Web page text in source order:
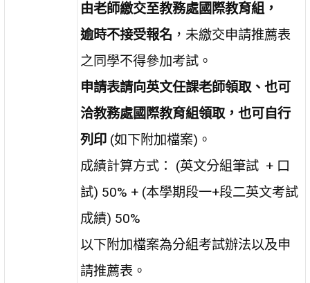
由老師繳交至教務處國際教育組，
逾時不接受報名 ，未繳交申請推薦表
之同學不得參加考試。
申請表請向英文任課老師領取、也可
洽教務處國際教育組領取，也可自行
列印 (如下附加檔案)。
成績計算方式： (英文分組筆試 + 口
試) 50% + (本學期段一+段二英文考試
成績) 50%
以下附加檔案為分組考試辦法以及申
請推薦表。